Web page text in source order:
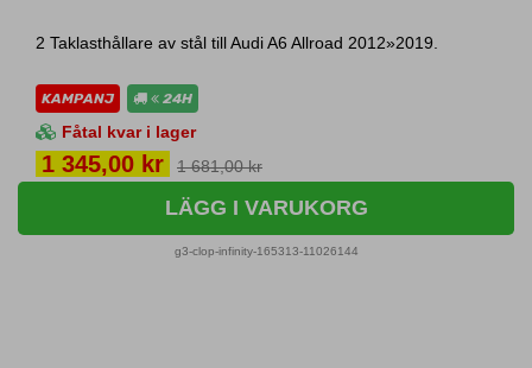
2 Taklasthållare av stål till Audi A6 Allroad 2012»2019.
KAMPANJ 24H
Fåtal kvar i lager
Pris
1 345,00 kr 1 681,00 kr
LÄGG I VARUKORG
g3-clop-infinity-165313-11026144